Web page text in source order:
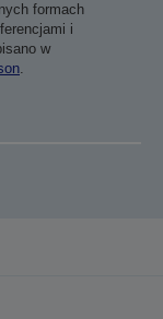
formach
i
w
.